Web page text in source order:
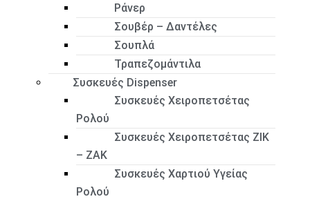
Ράνερ
Σουβέρ – Δαντέλες
Σουπλά
Τραπεζομάντιλα
Συσκευές Dispenser
Συσκευές Χειροπετσέτας
Ρολού
Συσκευές Χειροπετσέτας ΖΙΚ
– ΖΑΚ
Συσκευές Χαρτιού Υγείας
Ρολού